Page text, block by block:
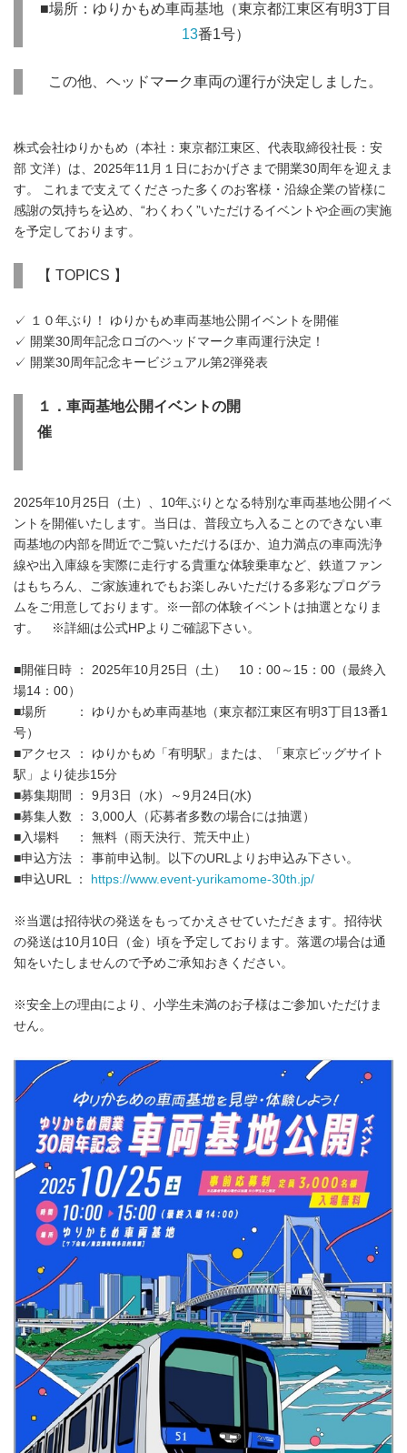
■場所：ゆりかもめ車両基地（東京都江東区有明3丁目
13番1号）
この他、ヘッドマーク車両の運行が決定しました。
株式会社ゆりかもめ（本社：東京都江東区、代表取締役社長：安
部 文洋）は、2025年11月１日におかげさまで開業30周年を迎えま
す。 これまで支えてくださった多くのお客様・沿線企業の皆様に
感謝の気持ちを込め、“わくわく”いただけるイベントや企画の実施
を予定しております。
【 TOPICS 】
✓ １０年ぶり！ ゆりかもめ車両基地公開イベントを開催
✓ 開業30周年記念ロゴのヘッドマーク車両運行決定！
✓ 開業30周年記念キービジュアル第2弾発表
１．車両基地公開イベントの開
催
2025年10月25日（土）、10年ぶりとなる特別な車両基地公開イベ
ントを開催いたします。当日は、普段立ち入ることのできない車
両基地の内部を間近でご覧いただけるほか、迫力満点の車両洗浄
線や出入庫線を実際に走行する貴重な体験乗車など、鉄道ファン
はもちろん、ご家族連れでもお楽しみいただける多彩なプログラ
ムをご用意しております。※一部の体験イベントは抽選となりま
す。 ※詳細は公式HPよりご確認下さい。
■開催日時 ： 2025年10月25日（土） 10：00～15：00（最終入
場14：00）
■場所 ： ゆりかもめ車両基地（東京都江東区有明3丁目13番1
号）
■アクセス ： ゆりかもめ「有明駅」または、「東京ビッグサイト
駅」より徒歩15分
■募集期間 ： 9月3日（水）～9月24日(水)
■募集人数 ： 3,000人（応募者多数の場合には抽選）
■入場料 ： 無料（雨天決行、荒天中止）
■申込方法 ： 事前申込制。以下のURLよりお申込み下さい。
■申込URL ：
https://www.event-yurikamome-30th.jp/
※当選は招待状の発送をもってかえさせていただきます。招待状
の発送は10月10日（金）頃を予定しております。落選の場合は通
知をいたしませんので予めご承知おきください。
※安全上の理由により、小学生未満のお子様はご参加いただけま
せん。